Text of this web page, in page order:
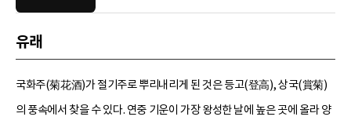
유래
국화주(菊花酒)가 절기주로 뿌리내리게 된 것은 등고(登高), 상국(賞菊)
의 풍속에서 찾을 수 있다. 연중 기운이 가장 왕성한 날에 높은 곳에 올라 양